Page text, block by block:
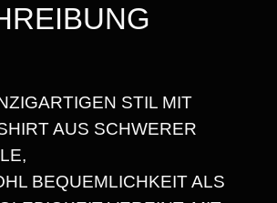
5
6
8
STIL MIT
AUS SCHWERER
BEQUEMLICHKEIT ALS